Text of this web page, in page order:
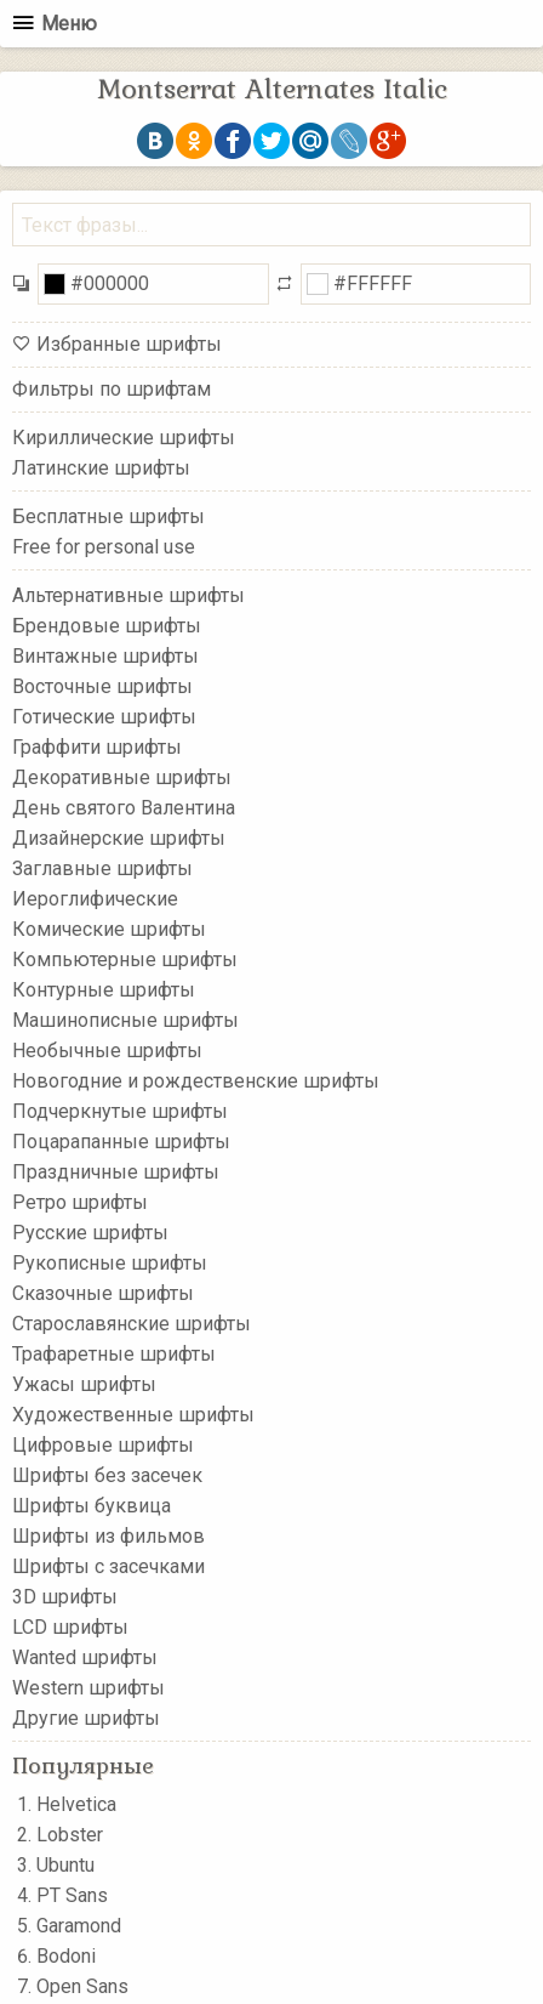
Меню
Montserrat Alternates Italic
Избранные шрифты
Фильтры по шрифтам
Кириллические шрифты
Латинские шрифты
Бесплатные шрифты
Free for personal use
Альтернативные шрифты
Брендовые шрифты
Винтажные шрифты
Восточные шрифты
Готические шрифты
Граффити шрифты
Декоративные шрифты
День святого Валентина
Дизайнерские шрифты
Заглавные шрифты
Иероглифические
Комические шрифты
Компьютерные шрифты
Контурные шрифты
Машинописные шрифты
Необычные шрифты
Новогодние и рождественские шрифты
Подчеркнутые шрифты
Поцарапанные шрифты
Праздничные шрифты
Ретро шрифты
Русские шрифты
Рукописные шрифты
Сказочные шрифты
Старославянские шрифты
Трафаретные шрифты
Ужасы шрифты
Художественные шрифты
Цифровые шрифты
Шрифты без засечек
Шрифты буквица
Шрифты из фильмов
Шрифты с засечками
3D шрифты
LCD шрифты
Wanted шрифты
Western шрифты
Другие шрифты
Популярные
Helvetica
Lobster
Ubuntu
PT Sans
Garamond
Bodoni
Open Sans